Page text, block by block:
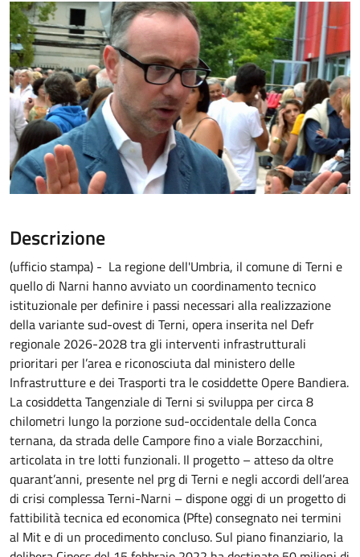
Descrizione
(ufficio stampa) - La regione dell'Umbria, il comune di Terni e
quello di Narni hanno avviato un coordinamento tecnico
istituzionale per definire i passi necessari alla realizzazione
della variante sud-ovest di Terni, opera inserita nel Defr
regionale 2026-2028 tra gli interventi infrastrutturali
prioritari per l’area e riconosciuta dal ministero delle
Infrastrutture e dei Trasporti tra le cosiddette Opere Bandiera.
La cosiddetta Tangenziale di Terni si sviluppa per circa 8
chilometri lungo la porzione sud-occidentale della Conca
ternana, da strada delle Campore fino a viale Borzacchini,
articolata in tre lotti funzionali. Il progetto – atteso da oltre
quarant’anni, presente nel prg di Terni e negli accordi dell’area
di crisi complessa Terni-Narni – dispone oggi di un progetto di
fattibilità tecnica ed economica (Pfte) consegnato nei termini
al Mit e di un procedimento concluso. Sul piano finanziario, la